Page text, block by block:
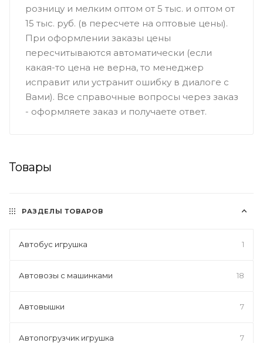
розницу и мелким оптом от 5 тыс. и оптом от
15 тыс. руб. (в пересчете на оптовые цены).
При оформлении заказы цены
пересчитываются автоматически (если
какая-то цена не верна, то менеджер
исправит или устранит ошибку в диалоге с
Вами). Все справочные вопросы через заказ
- оформляете заказ и получаете ответ.
Товары
РАЗДЕЛЫ ТОВАРОВ
Автобус игрушка 1
Автовозы с машинками 18
Автовышки 7
Автопогрузчик игрушка 7